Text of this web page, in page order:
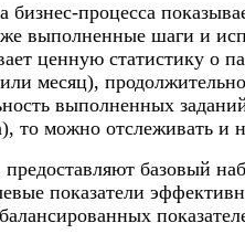
бизнес-процесса
выполненные шаги и
ценную статистику о
месяц),
выполненных
то можно отслеживать и
базовый
показатели